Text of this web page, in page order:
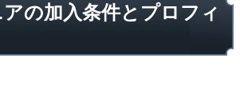
の加入条件とプロフィ